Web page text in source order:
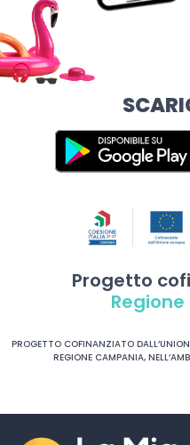
Progetto
PROGETTO COFINANZIATO
REGIONE CAMPANIA,